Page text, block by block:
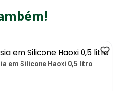
em Silicone Haoxi 0,5 litro